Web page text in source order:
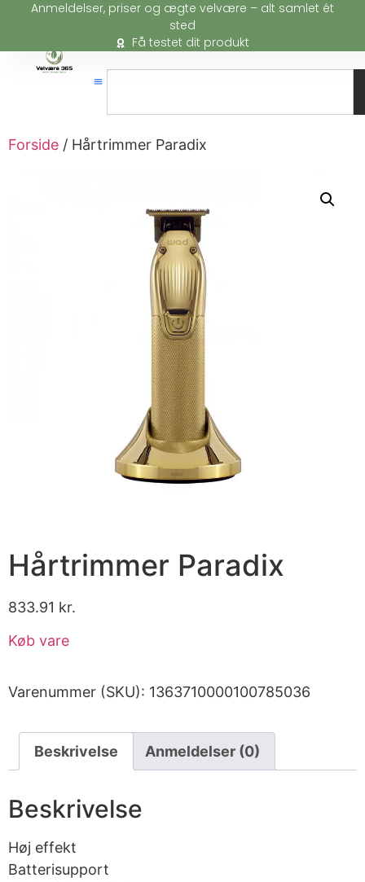
Anmeldelser, priser og ægte velvære – alt samlet ét
sted
Få testet dit produkt
Forside / Hårtrimmer Paradix
Hårtrimmer Paradix
833.91 kr.
Køb vare
Varenummer (SKU): 1363710000100785036
Beskrivelse Anmeldelser (0)
Beskrivelse
Høj effekt
Batterisupport